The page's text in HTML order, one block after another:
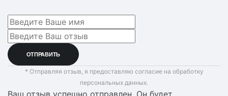
* Отправляя отзыв, я предоставляю согласие на обработку
персональных данных.
Ваш отзыв успешно отправлен. Он будет